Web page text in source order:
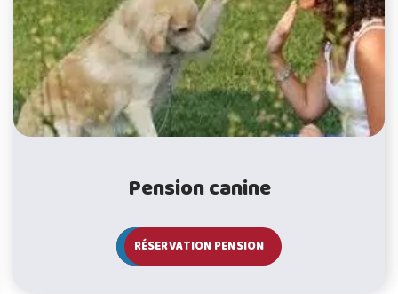
Pension canine
RÉSERVATION PENSION